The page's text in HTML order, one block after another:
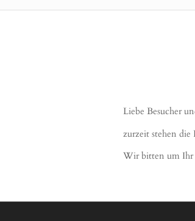
Liebe Besucher
zurzeit stehen die
Wir bitten um Ihr